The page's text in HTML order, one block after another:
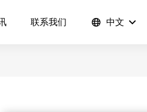
联系我们 中文